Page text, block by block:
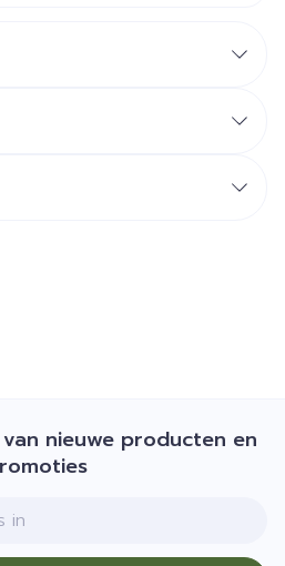
nieuwe producten en